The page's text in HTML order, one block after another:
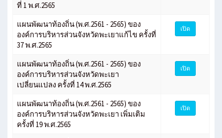
ที่ 1 พ.ศ.2565
แผนพัฒนาท้องถิ่น (พ.ศ.2561 - 2565) ของ
องค์การบริหารส่วนจังหวัดพะเยาแก้ไข ครั้งที่
37 พ.ศ.2565
เปิด
แผนพัฒนาท้องถิ่น (พ.ศ.2561 - 2565) ของ
องค์การบริหารส่วนจังหวัดพะเยา
เปลี่ยนแปลง ครั้งที่ 14 พ.ศ.2565
เปิด
แผนพัฒนาท้องถิ่น (พ.ศ.2561 - 2565) ของ
องค์การบริหารส่วนจังหวัดพะเยา เพิ่มเติม
ครั้งที่ 19 พ.ศ.2565
เปิด